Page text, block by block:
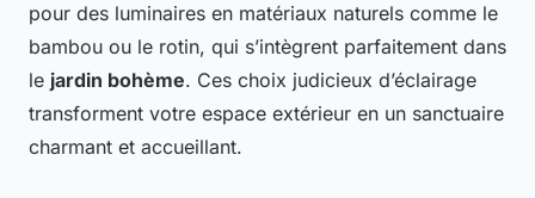
pour des luminaires en matériaux naturels comme le
bambou ou le rotin, qui s’intègrent parfaitement dans
le jardin bohème. Ces choix judicieux d’éclairage
transforment votre espace extérieur en un sanctuaire
charmant et accueillant.